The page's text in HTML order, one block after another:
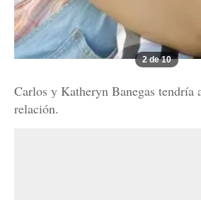
2 de 10
Carlos y Katheryn Banegas tendría
relación.